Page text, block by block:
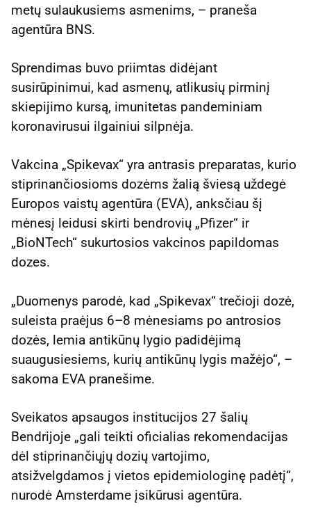
metų sulaukusiems asmenims, – praneša
agentūra BNS.
Sprendimas buvo priimtas didėjant
susirūpinimui, kad asmenų, atlikusių pirminį
skiepijimo kursą, imunitetas pandeminiam
koronavirusui ilgainiui silpnėja.
Vakcina „Spikevax“ yra antrasis preparatas, kurio
stiprinančiosioms dozėms žalią šviesą uždegė
Europos vaistų agentūra (EVA), anksčiau šį
mėnesį leidusi skirti bendrovių „Pfizer“ ir
„BioNTech“ sukurtosios vakcinos papildomas
dozes.
„Duomenys parodė, kad „Spikevax“ trečioji dozė,
suleista praėjus 6–8 mėnesiams po antrosios
dozės, lemia antikūnų lygio padidėjimą
suaugusiesiems, kurių antikūnų lygis mažėjo“, –
sakoma EVA pranešime.
Sveikatos apsaugos institucijos 27 šalių
Bendrijoje „gali teikti oficialias rekomendacijas
dėl stiprinančiųjų dozių vartojimo,
atsižvelgdamos į vietos epidemiologinę padėtį“,
nurodė Amsterdame įsikūrusi agentūra.